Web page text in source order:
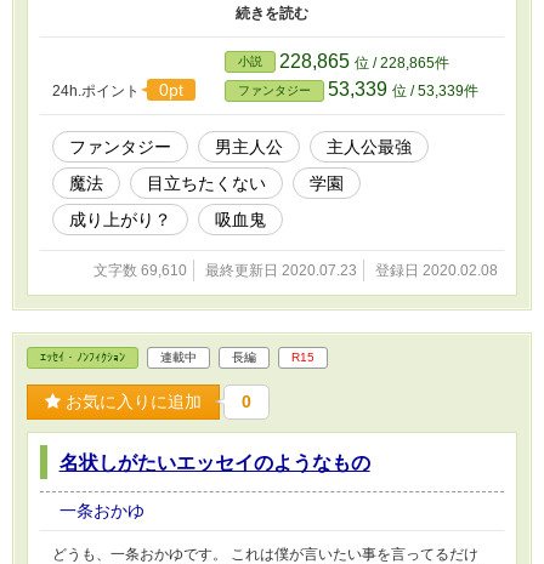
陰謀渦巻く魔法学院で、彼は吸血鬼と気が付かれずに、魔法の資格
を取れるのか！？
24h.ポイント 0pt
小説 228,865 位 / 228,865件
ファンタジー 53,339 位 / 53,339件
ファンタジー 男主人公
主人公最強
魔法
目立ちたくない
学園
成り上がり？
吸血鬼
文字数 69,610 最終更新日 2020.07.23 登録日 2020.02.08
ｴｯｾｲ・ﾉﾝﾌｨｸｼｮﾝ 連載中 長編 R15
お気に入りに追加 0
名状しがたいエッセイのようなもの
一条おかゆ
どうも、一条おかゆです。 これは僕が言いたい事を言ってるだけ